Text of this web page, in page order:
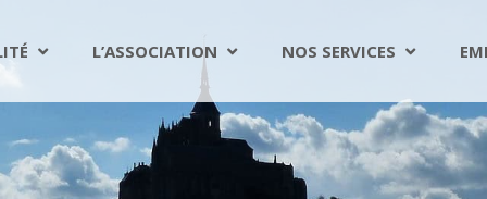
L’ASSOCIATION NOS SERVICES